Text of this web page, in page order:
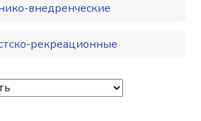
внедренческие
рекреационные